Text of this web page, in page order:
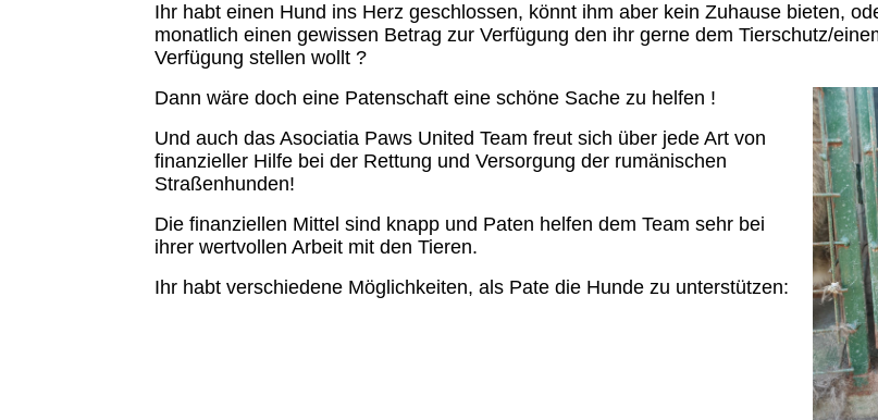
Ihr habt einen Hund ins Herz geschlossen, könnt ihm aber kein Zuhause bieten,
monatlich einen gewissen Betrag zur Verfügung den ihr gerne dem Tierschutz/
Verfügung stellen wollt ?
Dann wäre doch eine Patenschaft eine schöne Sache zu helfen !
Und auch das Asociatia Paws United Team freut sich über jede Art von
finanzieller Hilfe bei der Rettung und Versorgung der rumänischen
Straßenhunden!
Die finanziellen Mittel sind knapp und Paten helfen dem Team sehr bei
ihrer wertvollen Arbeit mit den Tieren.
Ihr habt verschiedene Möglichkeiten, als Pate die Hunde zu unterstützen: